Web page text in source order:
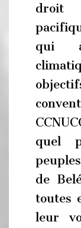
qui
quel
de
toutes
leur